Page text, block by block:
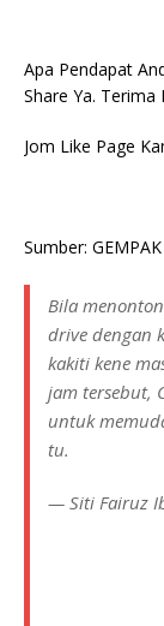
Apa Pendapat
Share Ya. Terima
Jom Like Page
Sumber: GEMPAK
Bila menonton
drive dengan
kakiti kene
jam tersebut,
untuk
tu.
— Siti Fairuz